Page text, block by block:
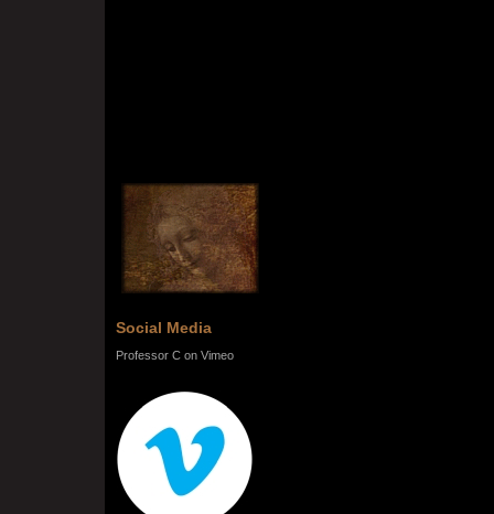
Social Media
Professor C on Vimeo